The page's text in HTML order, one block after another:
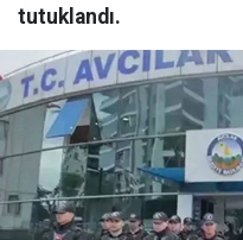
tutuklandı.